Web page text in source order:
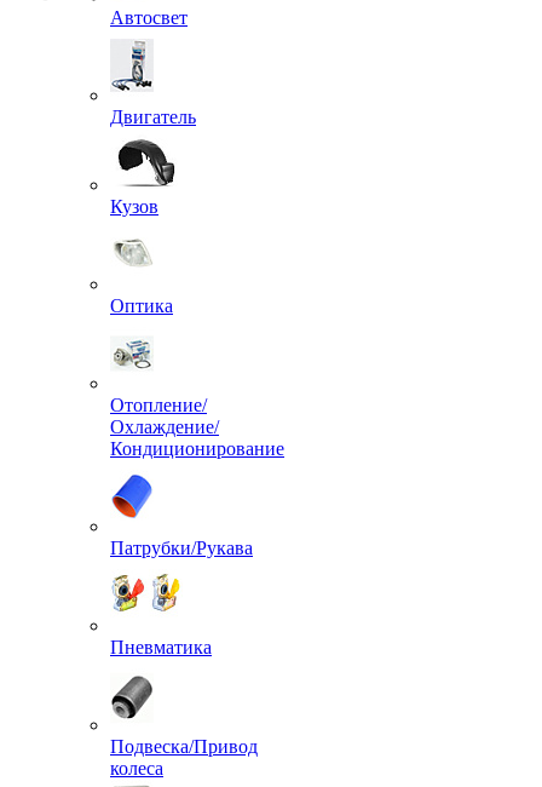
Автосвет
Двигатель
Кузов
Оптика
Отопление/
Охлаждение/
Кондиционирование
Патрубки/Рукава
Пневматика
Подвеска/Привод
колеса